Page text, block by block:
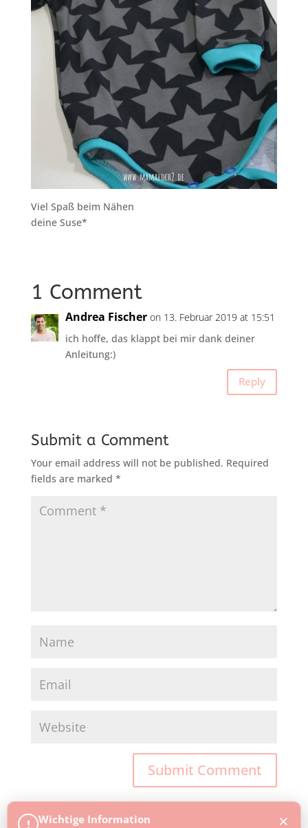
Viel Spaß beim Nähen
deine Suse*
1 Comment
Andrea Fischer on 13. Februar 2019 at 15:51
ich hoffe, das klappt bei mir dank deiner
Anleitung:)
Reply
Submit a Comment
Your email address will not be published. Required
fields are marked *
! Wichtige Information ×